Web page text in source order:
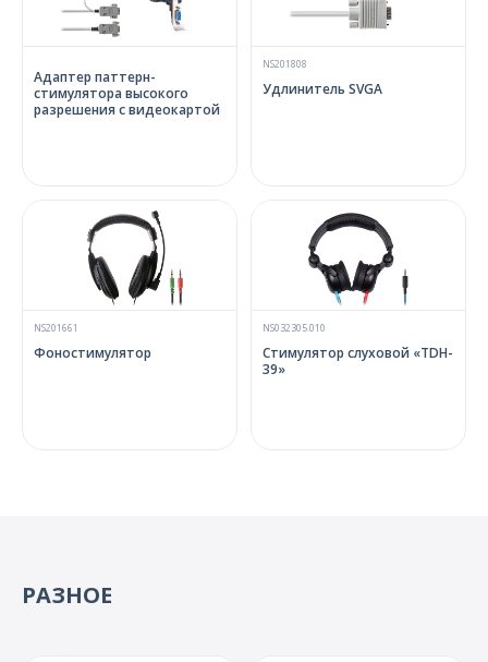
Адаптер паттерн-
стимулятора высокого
разрешения с видеокартой
NS201808
Удлинитель SVGA
NS201661
Фоностимулятор
NS032305.010
Стимулятор слуховой «TDH-
39»
РАЗНОЕ